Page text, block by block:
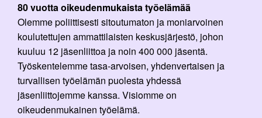
80 vuotta oikeudenmukaista työelämää
Olemme poliittisesti sitoutumaton ja moniarvoinen
koulutettujen ammattilaisten keskusjärjestö, johon
kuuluu 12 jäsenliittoa ja noin 400 000 jäsentä.
Työskentelemme tasa-arvoisen, yhdenvertaisen ja
turvallisen työelämän puolesta yhdessä
jäsenliittojemme kanssa. Visiomme on
oikeudenmukainen työelämä.